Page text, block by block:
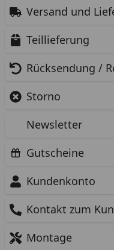
Versand und
Teillieferung
Rücksendung /
Storno
Newsletter
Gutscheine
Kundenkonto
Kontakt zum
Montage